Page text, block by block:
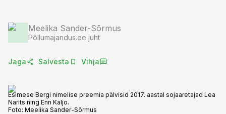
Meelika Sander-Sõrmus
Põllumajandus.ee juht
Jaga Salvesta Vihja
Esimese Bergi nimelise preemia pälvisid 2017. aastal sojaaretajad Lea
Narits ning Enn Kaljo.
Foto: Meelika Sander-Sõrmus